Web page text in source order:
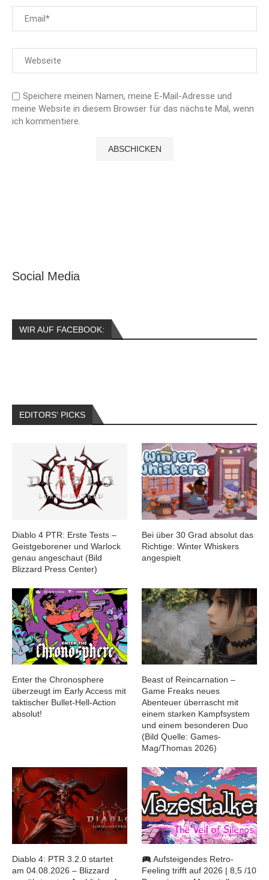
Speichere meinen Namen, meine E-Mail-Adresse und
meine Website in diesem Browser für das nächste Mal, wenn
ich kommentiere.
Social Media
WIR AUF FACEBOOK:
EDITORS‘ PICKS
Diablo 4 PTR: Erste Tests –
Geistgeborener und Warlock
genau angeschaut (Bild
Blizzard Press Center)
Bei über 30 Grad absolut das
Richtige: Winter Whiskers
angespielt
Enter the Chronosphere
überzeugt im Early Access mit
taktischer Bullet-Hell-Action
absolut!
Beast of Reincarnation –
Game Freaks neues
Abenteuer überrascht mit
einem starken Kampfsystem
und einem besonderen Duo
(Bild Quelle: Games-
Mag/Thomas 2026)
Diablo 4: PTR 3.2.0 startet
am 04.08.2026 – Blizzard
Aufsteigendes Retro-
Feeling trifft auf 2026 | 8,5 /10